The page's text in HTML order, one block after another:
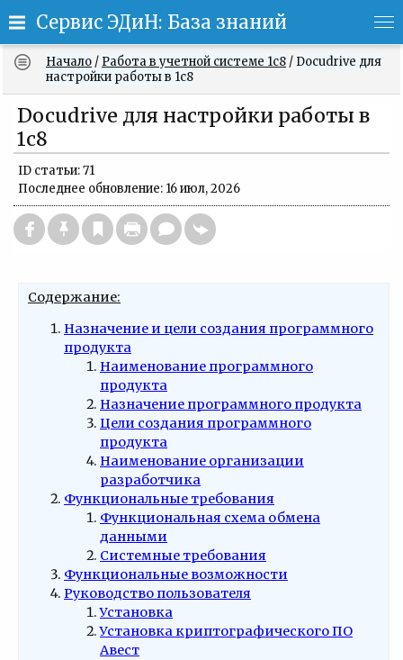
Сервис ЭДиН: База знаний
Начало / Работа в учетной системе 1c8 / Docudrive для
настройки работы в 1с8
Docudrive для настройки работы в
1с8
ID статьи: 71
Последнее обновление: 16 июл, 2026
Содержание:
Назначение и цели создания программного
продукта
Наименование программного
продукта
Назначение программного продукта
Цели создания программного
продукта
Наименование организации
разработчика
Функциональные требования
Функциональная схема обмена
данными
Системные требования
Функциональные возможности
Руководство пользователя
Установка
Установка криптографического ПО
Авест